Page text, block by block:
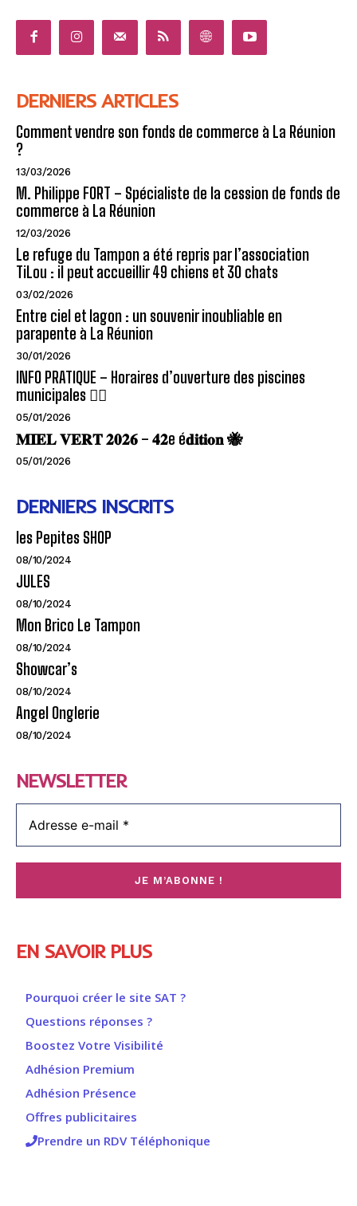
DERNIERS ARTICLES
Comment vendre son fonds de commerce à La Réunion
?
13/03/2026
M. Philippe FORT – Spécialiste de la cession de fonds de
commerce à La Réunion
12/03/2026
Le refuge du Tampon a été repris par l’association
TiLou : il peut accueillir 49 chiens et 30 chats
03/02/2026
Entre ciel et lagon : un souvenir inoubliable en
parapente à La Réunion
30/01/2026
INFO PRATIQUE – Horaires d’ouverture des piscines
municipales 🏊‍♂️
05/01/2026
𝐌𝐈𝐄𝐋 𝐕𝐄𝐑𝐓 𝟐𝟎𝟐𝟔 – 𝟒𝟐e é𝐝𝐢𝐭𝐢𝐨𝐧 🐝
05/01/2026
DERNIERS INSCRITS
les Pepites SHOP
08/10/2024
JULES
08/10/2024
Mon Brico Le Tampon
08/10/2024
Showcar’s
08/10/2024
Angel Onglerie
08/10/2024
NEWSLETTER
EN SAVOIR PLUS
Pourquoi créer le site SAT ?
Questions réponses ?
Boostez Votre Visibilité
Adhésion Premium
Adhésion Présence
Offres publicitaires
Prendre un RDV Téléphonique